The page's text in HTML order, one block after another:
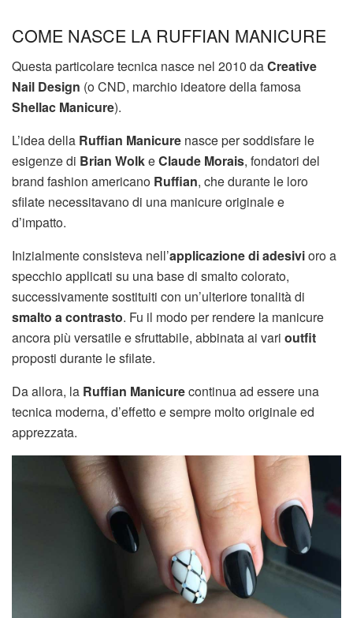
COME NASCE LA RUFFIAN MANICURE
Questa particolare tecnica nasce nel 2010 daCreative
Nail Design (o CND, marchio ideatore della famosa
Shellac Manicure).
L’idea della Ruffian Manicure nasce per soddisfare le
esigenze di Brian WolkeClaude Morais, fondatori del
brand fashion americano Ruffian, che durante le loro
sfilate necessitavano di una manicure originale e
d’impatto.
Inizialmente consisteva nell’applicazione di adesivioro a
specchio applicati su una base di smalto colorato,
successivamente sostituiti con un’ulteriore tonalità di
smalto a contrasto. Fu il modo per rendere la manicure
ancora più versatile e sfruttabile, abbinata ai vari outfit
proposti durante le sfilate.
Da allora, la Ruffian Manicurecontinua ad essere una
tecnica moderna, d’effetto e sempre molto originale ed
apprezzata.